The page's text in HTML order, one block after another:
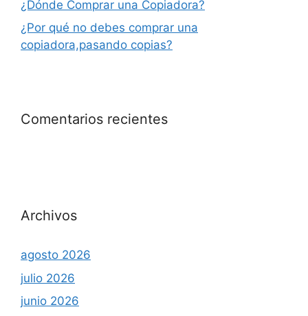
¿Dónde Comprar una Copiadora?
¿Por qué no debes comprar una
copiadora,pasando copias?
Comentarios recientes
Archivos
agosto 2026
julio 2026
junio 2026